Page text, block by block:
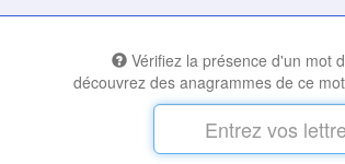
Vérifiez la présence d'un mot
découvrez des anagrammes de ce